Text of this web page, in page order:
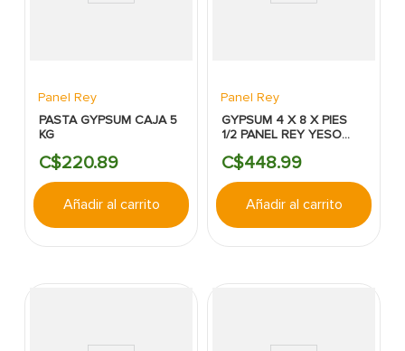
Panel Rey
PASTA GYPSUM CAJA 5
KG
C$220.89
Añadir al carrito
Panel Rey
GYPSUM 4 X 8 X PIES
1/2 PANEL REY YESO
C$448.99
Añadir al carrito